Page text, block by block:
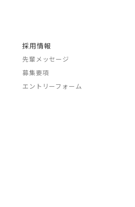
採用情報
先輩メッセージ
募集要項
エントリーフォーム